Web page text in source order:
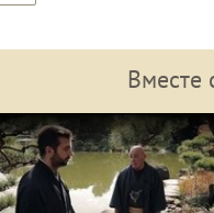
Вместе